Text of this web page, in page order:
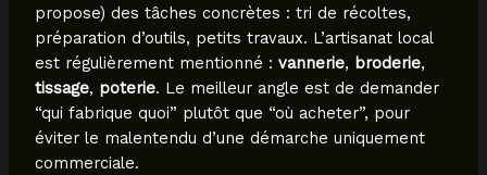
propose) des tâches concrètes : tri de récoltes,
préparation d’outils, petits travaux. L’artisanat local
est régulièrement mentionné : vannerie, broderie,
tissage, poterie. Le meilleur angle est de demander
“qui fabrique quoi” plutôt que “où acheter”, pour
éviter le malentendu d’une démarche uniquement
commerciale.